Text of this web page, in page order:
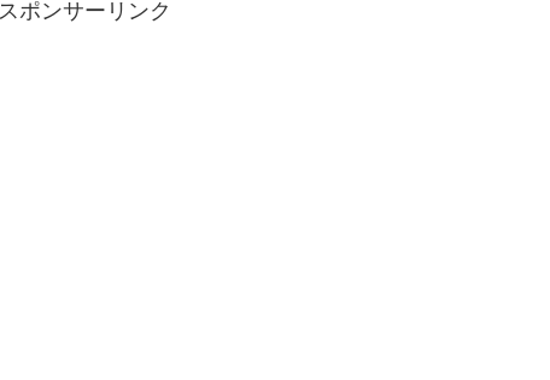
スポンサーリンク